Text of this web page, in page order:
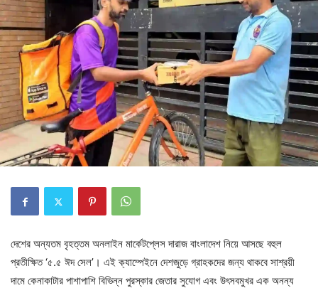
দেশের অন্যতম বৃহত্তম অনলাইন মার্কেটপ্লেস দারাজ বাংলাদেশ নিয়ে আসছে বহুল
প্রতীক্ষিত ‘৫.৫ ঈদ সেল’। এই ক্যাম্পেইনে দেশজুড়ে গ্রাহকদের জন্য থাকবে সাশ্রয়ী
দামে কেনাকাটার পাশাপাশি বিভিন্ন পুরস্কার জেতার সুযোগ এবং উৎসবমুখর এক অনন্য